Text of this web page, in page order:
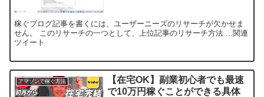
稼ぐブログ記事を書くには、ユーザーニーズのリサーチが欠かせま
せん。 このリサーチの一つとして、上位記事のリサーチ方法 ...関連
ツイート
アマゾンで稼ぐ方法
【在宅OK】副業初心者でも最速
で10万円稼ぐことができる具体